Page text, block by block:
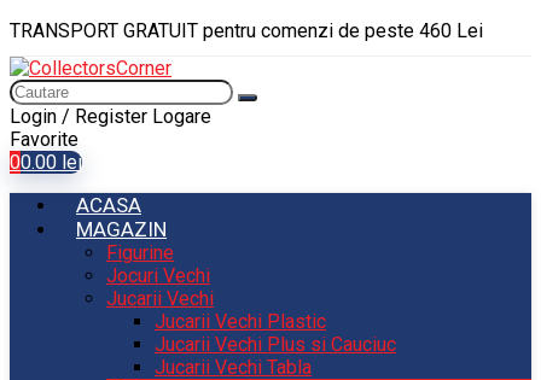
TRANSPORT GRATUIT pentru comenzi de peste 460 Lei
Login / Register Logare
Favorite
00.00 lei
ACASA
MAGAZIN
Figurine
Jocuri Vechi
Jucarii Vechi
Jucarii Vechi Plastic
Jucarii Vechi Plus si Cauciuc
Jucarii Vechi Tabla